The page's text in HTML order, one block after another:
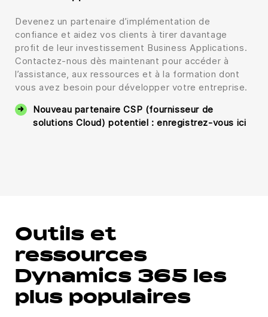
Devenez un partenaire d’implémentation de
confiance et aidez vos clients à tirer davantage
profit de leur investissement Business Applications.
Contactez-nous dès maintenant pour accéder à
l’assistance, aux ressources et à la formation dont
vous avez besoin pour développer votre entreprise.
Nouveau partenaire CSP (fournisseur de
solutions Cloud) potentiel : enregistrez-vous ici
Outils et
ressources
Dynamics 365 les
plus populaires